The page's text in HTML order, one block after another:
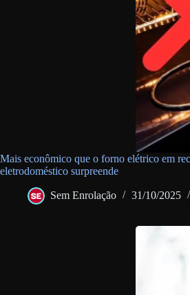
Mais econômico que o forno elétrico em
eletrodoméstico surpreende
Sem Enrolação 31/10/2025